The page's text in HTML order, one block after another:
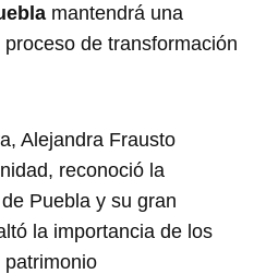
mantendrá una
de transformación
Alejandra Frausto
reconoció la
Puebla y su gran
la importancia de los
patrimonio